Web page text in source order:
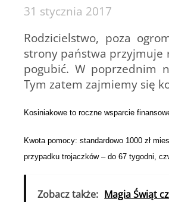
31 stycznia 2017
Rodzicielstwo, poza
strony państwa przyjmuje
pogubić. W poprzednim
Tym zatem zajmiemy się
Kosiniakowe to roczne wsparcie
Kwota pomocy: standardowo 1000 zł
przypadku trojaczków – do 67 tygodni,
Zobacz także: Magia Świąt